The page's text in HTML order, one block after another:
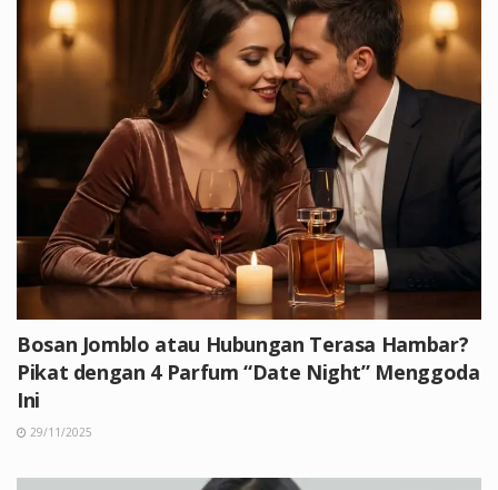
Bosan Jomblo atau Hubungan Terasa Hambar?
Pikat dengan 4 Parfum “Date Night” Menggoda
Ini
29/11/2025